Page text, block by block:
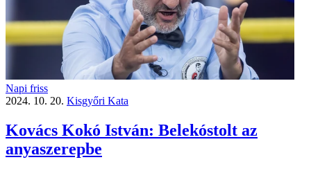
Napi friss
2024. 10. 20. Kisgyőri Kata
Kovács Kokó István: Belekóstolt az
anyaszerepbe